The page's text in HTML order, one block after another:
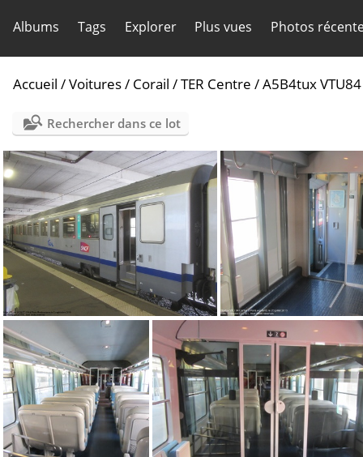
Albums Tags Explorer Plus vues Photos
Accueil /Voitures/ Corail /TER Centre /A5B4tux VTU84
Rechercher dans ce lot
IMG 1731 IMG 1967